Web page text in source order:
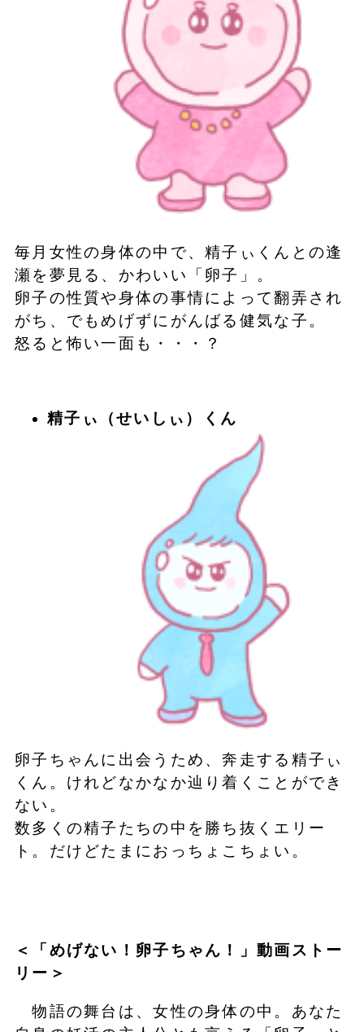
毎月女性の身体の中で、精子ぃくんとの逢
瀬を夢見る、かわいい「卵子」。
卵子の性質や身体の事情によって翻弄され
がち、でもめげずにがんばる健気な子。
怒ると怖い一面も・・・？
精子ぃ（せいしぃ）くん
卵子ちゃんに出会うため、奔走する精子ぃ
くん。けれどなかなか辿り着くことができ
ない。
数多くの精子たちの中を勝ち抜くエリー
ト。だけどたまにおっちょこちょい。
＜「めげない！卵子ちゃん！」動画ストー
リー＞
物語の舞台は、女性の身体の中。あなた